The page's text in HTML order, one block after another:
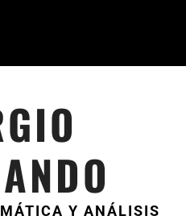
Y ANÁLISIS